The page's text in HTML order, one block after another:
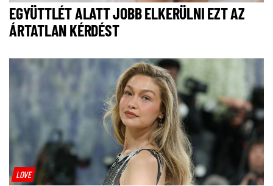
EGYÜTTLÉT ALATT JOBB ELKERÜLNI EZT AZ
ÁRTATLAN KÉRDÉST
LOVE